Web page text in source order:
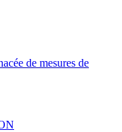
de mesures de